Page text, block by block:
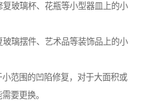
玻璃杯、花瓶等小型器皿上的小
璃摆件、艺术品等装饰品上的小
范围的凹陷修复，对于大面积或
要更换。